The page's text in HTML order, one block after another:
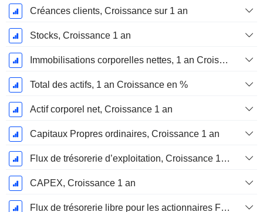
Créances clients, Croissance sur 1 an
Stocks, Croissance 1 an
Immobilisations corporelles nettes, 1 an Croissance
Total des actifs, 1 an Croissance en %
Actif corporel net, Croissance 1 an
Capitaux Propres ordinaires, Croissance 1 an
Flux de trésorerie d’exploitation, Croissance 1 an
CAPEX, Croissance 1 an
Flux de trésorerie libre pour les actionnaires FCFE, Croissance 1 an